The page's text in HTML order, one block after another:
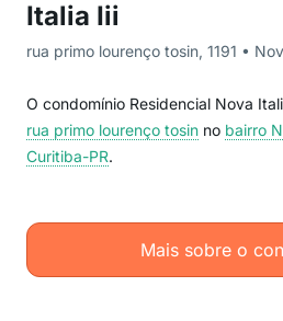
Italia Iii
rua primo lourenço tosin, 1191 •
O condomínio Residencial Nova
rua primo lourenço tosin no bairro
Curitiba-PR.
Mais sobre o